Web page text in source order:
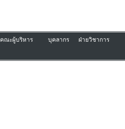
คณะผู้บริหาร บุคลากร ฝ่ายวิชาการ